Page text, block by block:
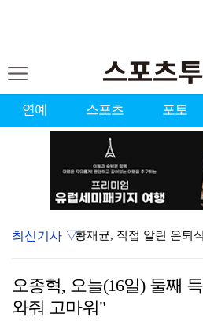
연예 스포츠 포토
최신기사 ▽
오종혁, 오늘(16일) 둘째
와줘 고마워"